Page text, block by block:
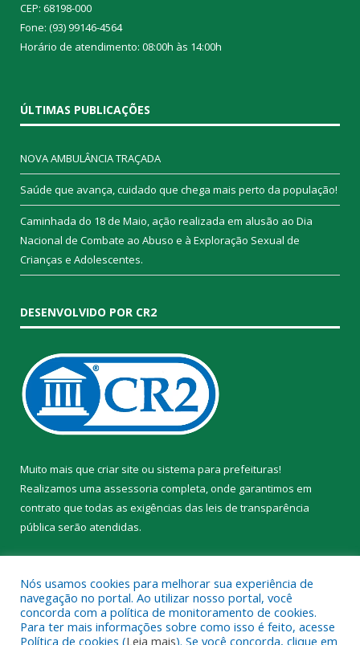
CEP: 68198-000
Fone: (93) 99146-4564
Horário de atendimento: 08:00h às 14:00h
ÚLTIMAS PUBLICAÇÕES
NOVA AMBULÂNCIA TRAÇADA
Saúde que avança, cuidado que chega mais perto da população!
Caminhada do 18 de Maio, ação realizada em alusão ao Dia
Nacional de Combate ao Abuso e à Exploração Sexual de
Crianças e Adolescentes.
DESENVOLVIDO POR CR2
Muito mais que criar site ou sistema para prefeituras!
Realizamos uma assessoria completa, onde garantimos em
contrato que todas as exigências das leis de transparência
pública serão atendidas.
Nós usamos cookies para melhorar sua experiência de
navegação no portal. Ao utilizar nosso portal, você
concorda com a política de monitoramento de cookies.
Para ter mais informações sobre como isso é feito, acesse
Política de cookies (Leia mais). Se você concorda, clique em